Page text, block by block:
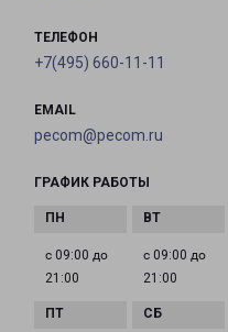
ТЕЛЕФОН
+7(495) 660-11-11
EMAIL
pecom@pecom.ru
ГРАФИК РАБОТЫ
с 09:00 до
21:00
с 09:00 до
21:00